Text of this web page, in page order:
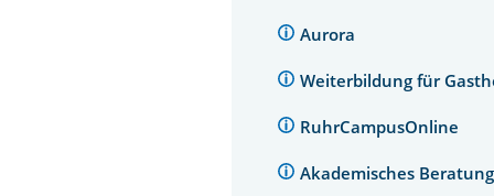
Aurora
Weiterbildung für
RuhrCampusOnline
Akademisches